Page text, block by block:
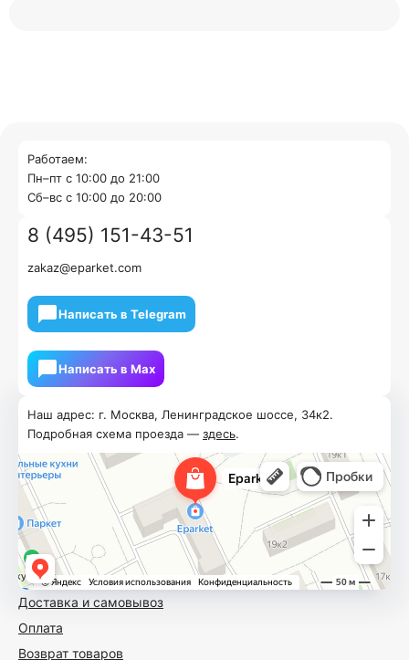
Доставка и самовывоз
Оплата
Возврат товаров
Наш адрес: г. Москва, Ленинградское шоссе, 34к2.
Подробная схема проезда — здесь.
Работаем:
Пн–пт с 10:00 до 21:00
Cб–вс с 10:00 до 20:00
8 (495) 151-43-51
zakaz@eparket.com
Написать в Telegram
Написать в Мах